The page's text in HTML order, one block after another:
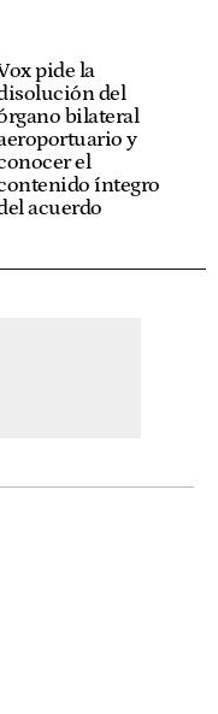
pide la
del
bilateral
y
el
íntegro
acuerdo